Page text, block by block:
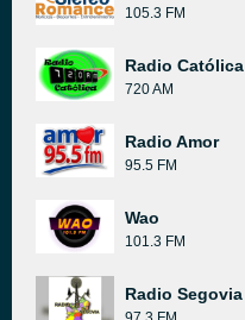
105.3 FM
Radio Católica
720 AM
Radio Amor
95.5 FM
Wao
101.3 FM
Radio Segovia